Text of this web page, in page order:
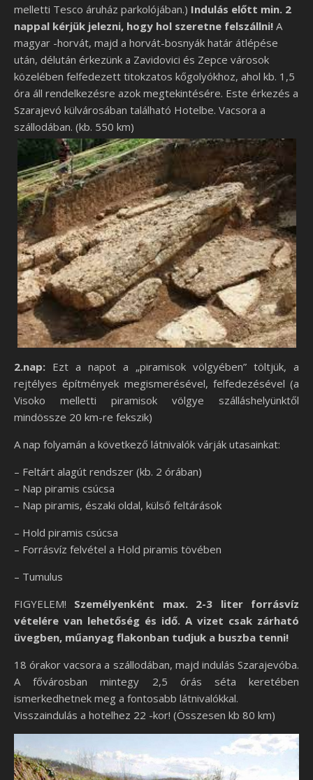
melletti Tesco áruház parkolójában.) Indulás előtt min. 2
nappal kérjük jelezni, hogy hol szeretne felszállni! A
magyar -horvát, majd a horvát-bosnyák határ átlépése
után, délután érkezünk a Zavidovici és Zepce városok
közelében felfedezett titokzatos kőgolyókhoz, ahol kb. 1,5
óra áll rendelkezésre azok megtekintésére. Este érkezés a
Szarajevó külvárosában található Hotelbe. Vacsora a
szállodában. (kb. 550 km)
2.nap: Ezt a napot a „piramisok völgyében” töltjük, a
rejtélyes építmények megismerésével, felfedezésével (a
Visoko melletti piramisok völgye szálláshelyünktől
mindössze 20 km-re fekszik)
A nap folyamán a következő látnivalók várják utasainkat:
– Feltárt alagút rendszer (kb. 2 órában)
– Nap piramis csúcsa
– Nap piramis, északi oldal, külső feltárások
– Hold piramis csúcsa
– Forrásvíz felvétel a Hold piramis tövében
– Tumulus
FIGYELEM! Személyenként max. 2-3 liter forrásvíz
vételére van lehetőség és idő. A vizet csak zárható
üvegben, műanyag flakonban tudjuk a buszba tenni!
18 órakor vacsora a szállodában, majd indulás Szarajevóba.
A fővárosban mintegy 2,5 órás séta keretében
ismerkedhetnek meg a fontosabb látnivalókkal.
Visszaindulás a hotelhez 22 -kor! (Összesen kb 80 km)